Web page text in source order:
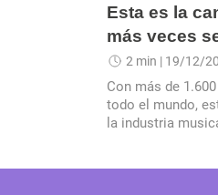
Esta es la
más veces
2 min | 19/12/
Con más de
todo el mundo,
la industria